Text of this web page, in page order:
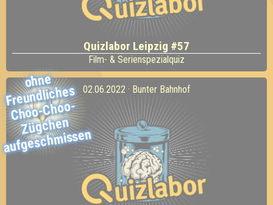
Quizlabor Leipzig #57
Film- & Serienspezialquiz
ohne
Freundliches
Choo-
Choo-
Zügchen
aufgesch
missen
02.06.2022 · Bunter Bahnhof